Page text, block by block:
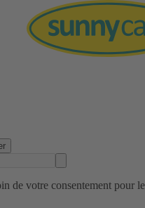
de votre consentement pour